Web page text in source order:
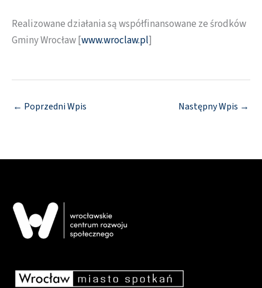
Realizowane działania są współfinansowane ze środków
Gminy Wrocław [www.wroclaw.pl]
← Poprzedni Wpis Następny Wpis →